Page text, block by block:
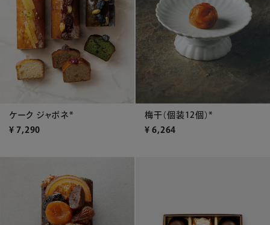
ケーク ジャポネ*
¥ 7,290
梅干（個装12個）*
¥ 6,264